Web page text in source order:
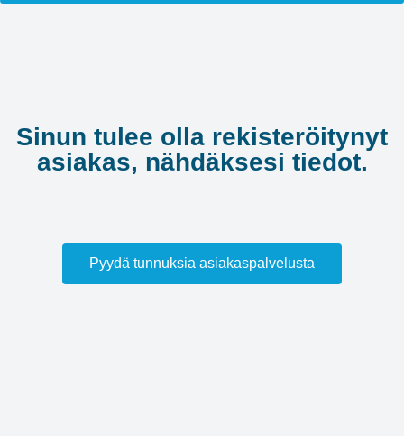
Sinun tulee olla rekisteröitynyt
asiakas, nähdäksesi tiedot.
Pyydä tunnuksia asiakaspalvelusta